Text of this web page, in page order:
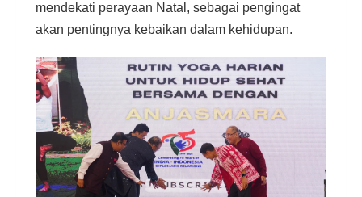
mendekati perayaan Natal, sebagai pengingat
akan pentingnya kebaikan dalam kehidupan.